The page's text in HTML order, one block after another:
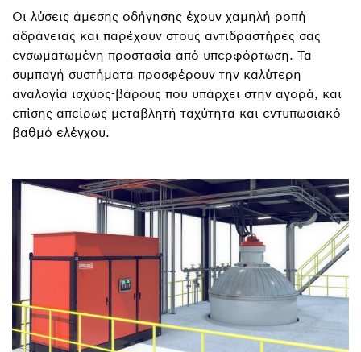
Οι λύσεις άμεσης οδήγησης έχουν χαμηλή ροπή
αδράνειας και παρέχουν στους αντιδραστήρες σας
ενσωματωμένη προστασία από υπερφόρτωση. Τα
συμπαγή συστήματα προσφέρουν την καλύτερη
αναλογία ισχύος-βάρους που υπάρχει στην αγορά, και
επίσης απείρως μεταβλητή ταχύτητα και εντυπωσιακό
βαθμό ελέγχου.